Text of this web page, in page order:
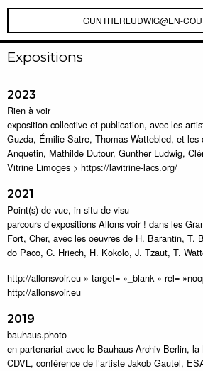
GUNTHERLUDWIG@EN-
Expositions
2023
Rien à voir
exposition collective et publication, avec les
Guzda, Émilie Satre, Thomas Wattebled, et les
Anquetin, Mathilde Dutour, Gunther Ludwig,
Vitrine Limoges > https://lavitrine-lacs.org/
2021
Point(s) de vue, in situ-de visu
parcours d’expositions Allons voir ! dans les
Fort, Cher, avec les oeuvres de H. Barantin, T.
do Paco, C. Hriech, H. Kokolo, J. Tzaut, T.
http://allonsvoir.eu » target= »_blank » rel=
http://allonsvoir.eu
2019
bauhaus.photo
en partenariat avec le Bauhaus Archiv Berlin, la
CDVL, conférence de l’artiste Jakob Gautel,